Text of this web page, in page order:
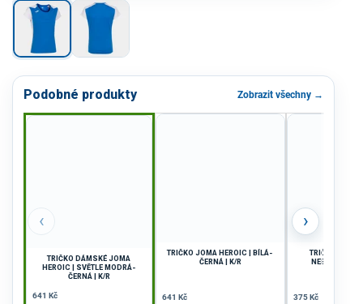
Podobné produkty Zobrazit všechny →
‹
TRIČKO DÁMSKÉ JOMA
HEROIC | SVĚTLE MODRÁ-
ČERNÁ | K/R
641 Kč
TRIČKO JOMA HEROIC | BÍLÁ-
ČERNÁ | K/R
641 Kč
TRIČKO JOMA
NEBESKÁ
375 Kč
›